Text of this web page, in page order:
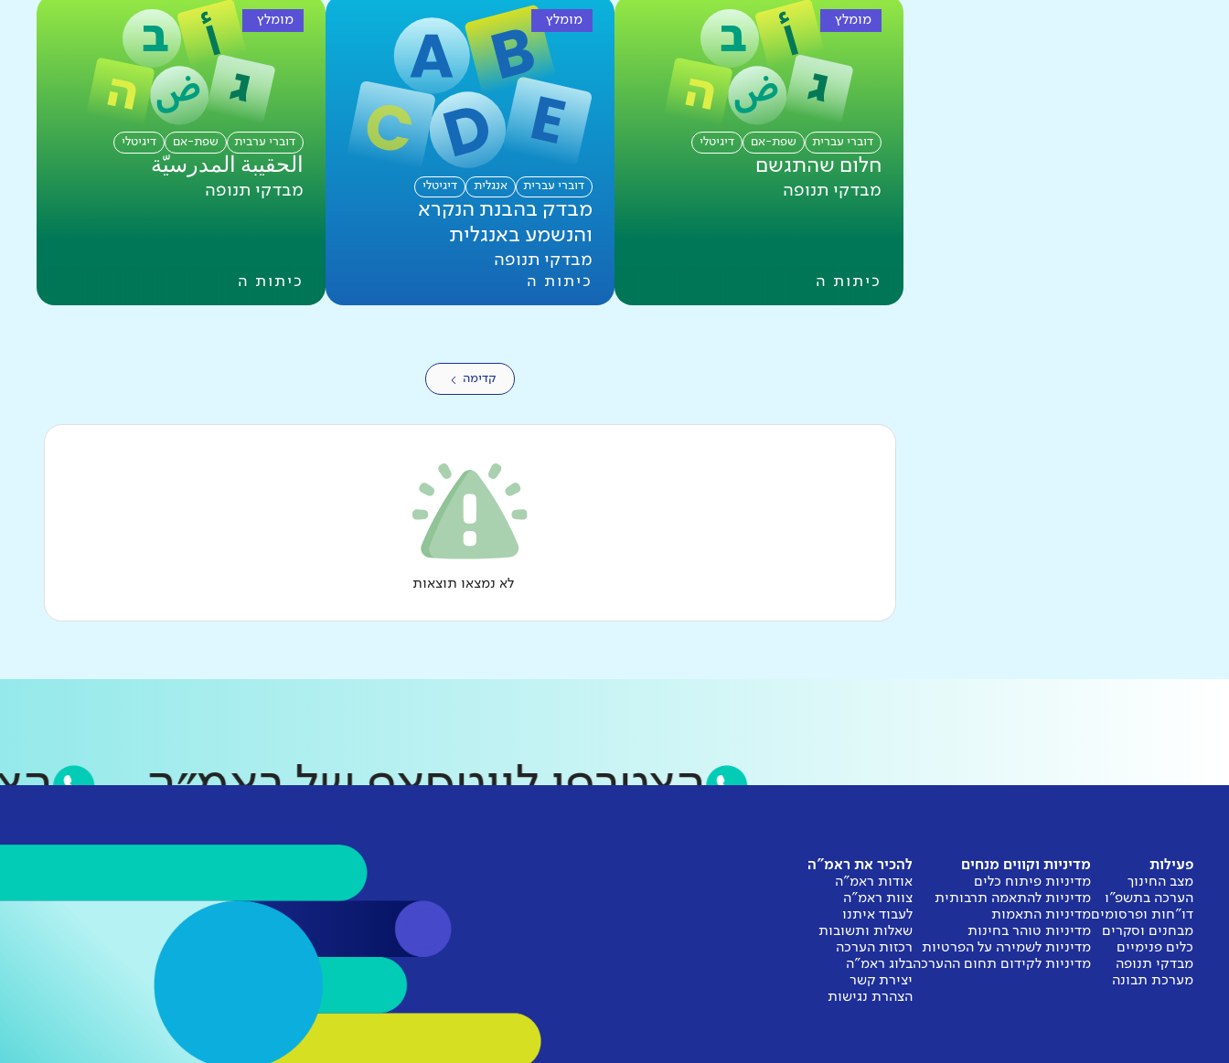
דוברי עברית שפת-אם דיגיטלי
חלום שהתגשם
מבדקי תנופה
כיתות ה
מומלץ
דוברי עברית אנגלית דיגיטלי
מבדק בהבנת הנקרא
והנשמע באנגלית
מבדקי תנופה
כיתות ה
מומלץ
דוברי ערבית שפת-אם דיגיטלי
الحقيبة المدرسيّة
מבדקי תנופה
כיתות ה
מומלץ
קדימה
לא נמצאו תוצאות
הצטרפו לווטסאפ של ראמ״ה
פעילות
מצב החינוך
הערכה בתשפ"ו
דו"חות ופרסומים
מבחנים וסקרים
כלים פנימיים
מבדקי תנופה
מערכת תבונה
מדיניות וקווים מנחים
מדיניות פיתוח כלים
מדיניות להתאמה תרבותית
מדיניות התאמות
מדיניות טוהר בחינות
מדיניות לשמירה על הפרטיות
מדיניות לקידום תחום ההערכה
להכיר את ראמ"ה
אודות ראמ"ה
צוות ראמ"ה
לעבוד איתנו
שאלות ותשובות
רכזות הערכה
בלוג ראמ"ה
יצירת קשר
הצהרת נגישות